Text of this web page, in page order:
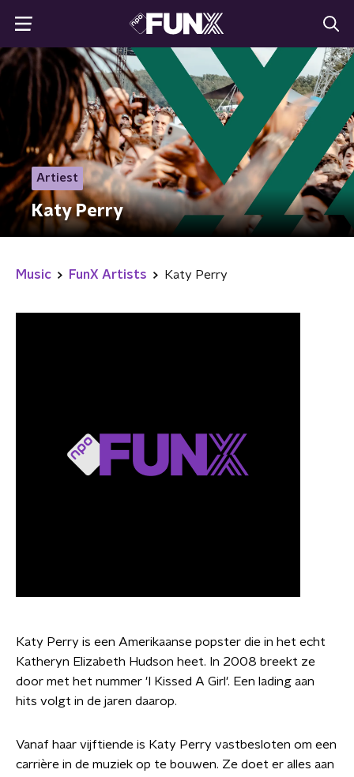
Artiest
Katy Perry
Music FunX Artists Katy Perry
Katy Perry is een Amerikaanse popster die in het echt
Katheryn Elizabeth Hudson heet. In 2008 breekt ze
door met het nummer 'I Kissed A Girl'. Een lading aan
hits volgt in de jaren daarop.
Vanaf haar vijftiende is Katy Perry vastbesloten om een
carrière in de muziek op te bouwen. Ze doet er alles aan